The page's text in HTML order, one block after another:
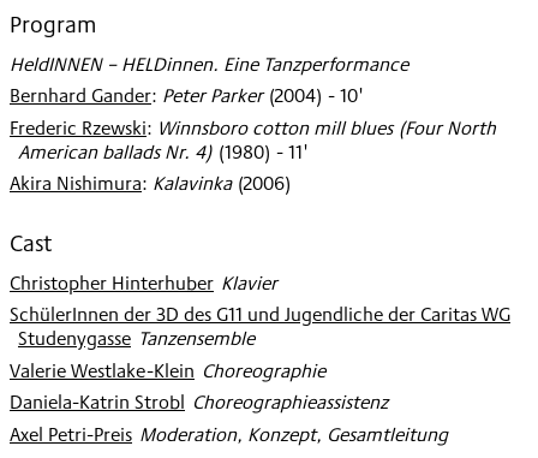
Program
HeldINNEN – HELDinnen. Eine Tanzperformance
Bernhard Gander: Peter Parker (2004) - 10'
Frederic Rzewski: Winnsboro cotton mill blues (Four North
American ballads Nr. 4) (1980) - 11'
Akira Nishimura: Kalavinka (2006)
Cast
Christopher Hinterhuber
: Klavier
SchülerInnen der 3D des G11 und Jugendliche der Caritas WG
Studenygasse
: Tanzensemble
Valerie Westlake-Klein: Choreographie
Daniela-Katrin Strobl: Choreographieassistenz
Axel Petri-Preis
: Moderation, Konzept, Gesamtleitung